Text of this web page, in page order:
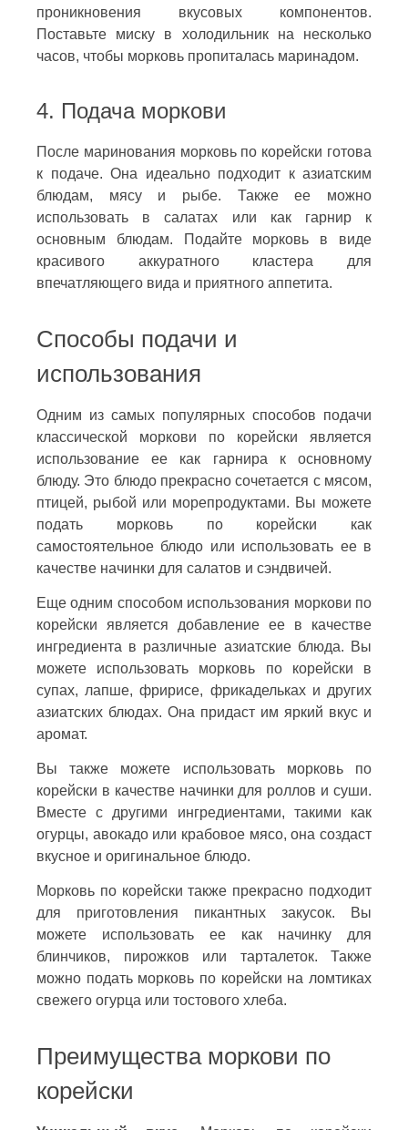
проникновения вкусовых компонентов.
Поставьте миску в холодильник на несколько
часов, чтобы морковь пропиталась маринадом.
4. Подача моркови
После маринования морковь по корейски готова
к подаче. Она идеально подходит к азиатским
блюдам, мясу и рыбе. Также ее можно
использовать в салатах или как гарнир к
основным блюдам. Подайте морковь в виде
красивого аккуратного кластера для
впечатляющего вида и приятного аппетита.
Способы подачи и
использования
Одним из самых популярных способов подачи
классической моркови по корейски является
использование ее как гарнира к основному
блюду. Это блюдо прекрасно сочетается с мясом,
птицей, рыбой или морепродуктами. Вы можете
подать морковь по корейски как
самостоятельное блюдо или использовать ее в
качестве начинки для салатов и сэндвичей.
Еще одним способом использования моркови по
корейски является добавление ее в качестве
ингредиента в различные азиатские блюда. Вы
можете использовать морковь по корейски в
супах, лапше, фририсе, фрикадельках и других
азиатских блюдах. Она придаст им яркий вкус и
аромат.
Вы также можете использовать морковь по
корейски в качестве начинки для роллов и суши.
Вместе с другими ингредиентами, такими как
огурцы, авокадо или крабовое мясо, она создаст
вкусное и оригинальное блюдо.
Морковь по корейски также прекрасно подходит
для приготовления пикантных закусок. Вы
можете использовать ее как начинку для
блинчиков, пирожков или тарталеток. Также
можно подать морковь по корейски на ломтиках
свежего огурца или тостового хлеба.
Преимущества моркови по
корейски